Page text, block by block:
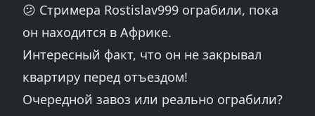
😕 Стримера Rostislav999 ограбили, пока
он находится в Африке.
Интересный факт, что он не закрывал
квартиру перед отъездом!
Очередной завоз или реально ограбили?